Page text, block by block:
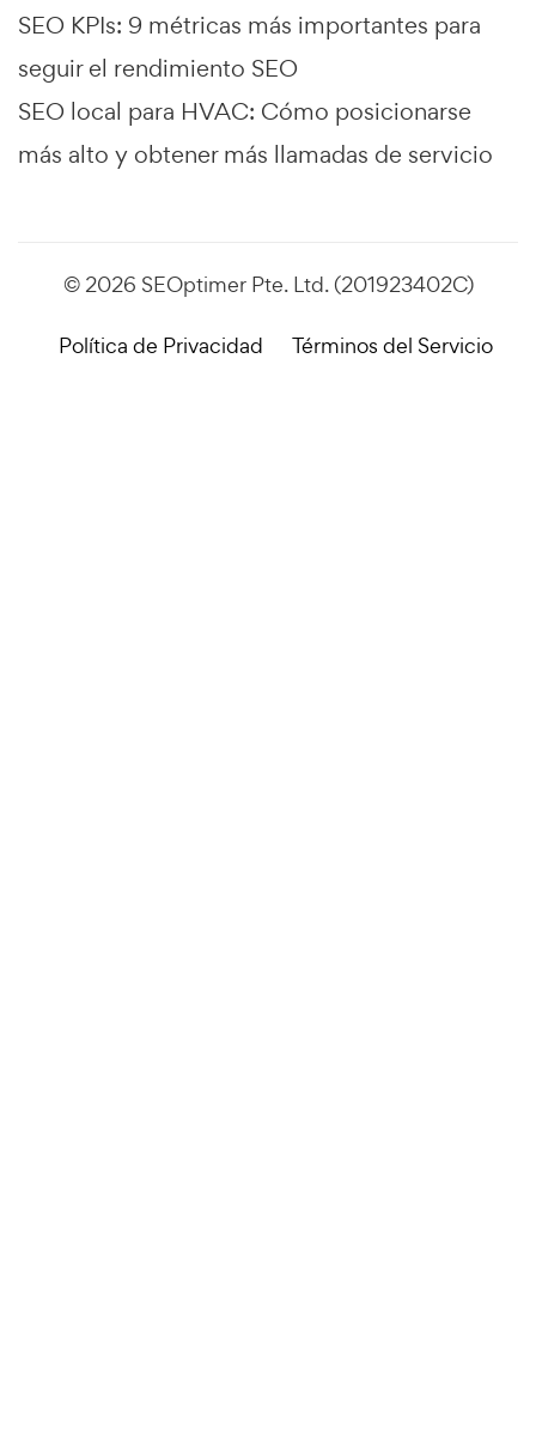
SEO KPIs: 9 métricas más importantes para
seguir el rendimiento SEO
SEO local para HVAC: Cómo posicionarse
más alto y obtener más llamadas de servicio
© 2026 SEOptimer Pte. Ltd. (201923402C)
Política de Privacidad Términos del Servicio